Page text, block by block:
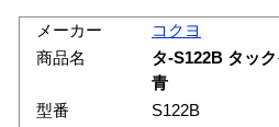
メーカー
コクヨ
商品名
タ-S122B タッ
青
型番
S122B